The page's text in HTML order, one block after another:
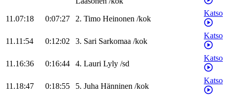
11.07:18 0:07:27 2. Timo Heinonen /kok
Katso
11.11:54 0:12:02 3. Sari Sarkomaa /kok
Katso
11.16:36 0:16:44 4. Lauri Lyly /sd
Katso
11.18:47 0:18:55 5. Juha Hänninen /kok
Katso